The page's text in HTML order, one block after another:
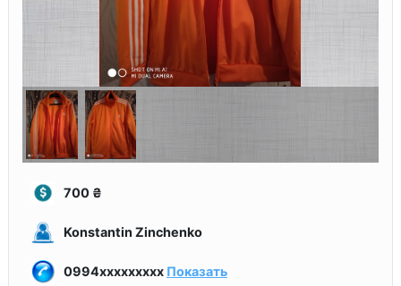
700 ₴
Konstantin Zinchenko
0994xxxxxxxxx Показать